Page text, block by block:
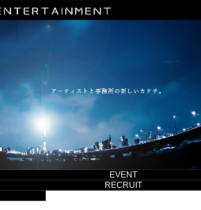
EVENT
RECRUIT